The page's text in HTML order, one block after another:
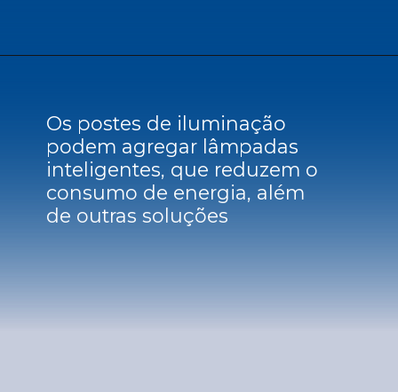
Os postes de iluminação
podem agregar lâmpadas
inteligentes, que reduzem o
consumo de energia, além
de outras soluções